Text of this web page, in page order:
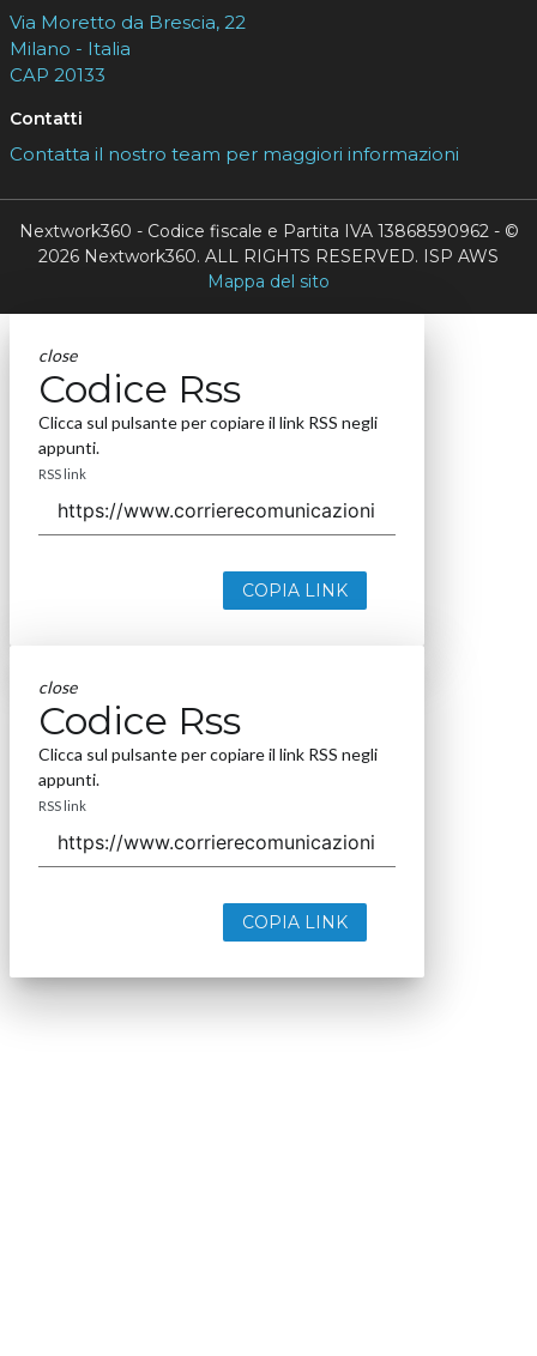
Via Moretto da Brescia, 22
Milano - Italia
CAP 20133
Contatti
Contatta il nostro team per maggiori informazioni
Nextwork360 - Codice fiscale e Partita IVA 13868590962 - ©
2026 Nextwork360. ALL RIGHTS RESERVED. ISP AWS
Mappa del sito
close
Codice Rss
Clicca sul pulsante per copiare il link RSS negli
appunti.
RSS link
COPIA LINK
close
Codice Rss
Clicca sul pulsante per copiare il link RSS negli
appunti.
RSS link
COPIA LINK